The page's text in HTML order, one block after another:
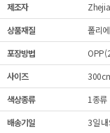
제조자
상품재질
폴리
포장방법
사이즈
색상종류
1종류
배송기일
3일 내